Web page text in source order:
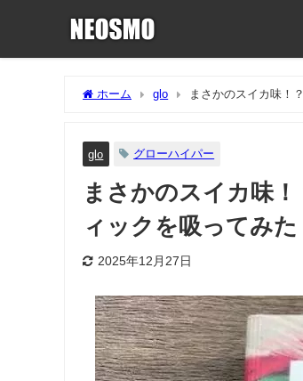
ホーム glo まさかのスイカ味！
glo グローハイパー
まさかのスイカ味
ィックを吸ってみた
2025年12月27日